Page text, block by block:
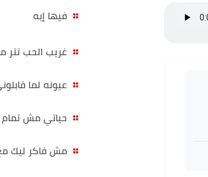
فيها إيه
غريب الحب تتر
عيونه لما
حياتي مش تمام
مش فاكر ليك